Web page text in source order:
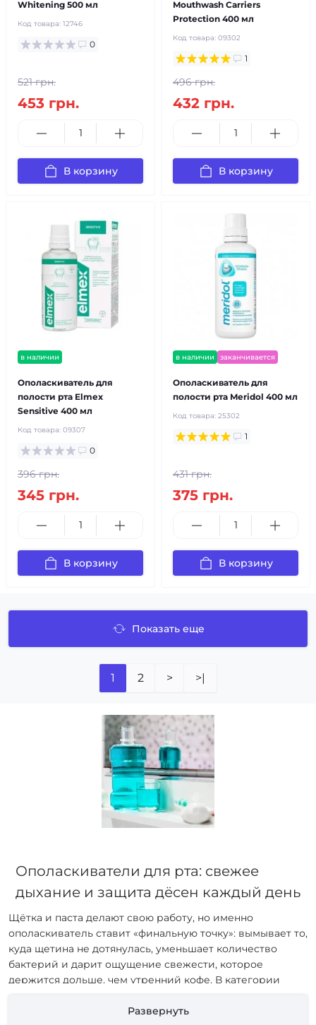
Whitening 500 мл
Код товара: 12746
0
521 грн.
453 грн.
В корзину
Mouthwash Carriers
Protection 400 мл
Код товара: 09302
1
496 грн.
432 грн.
В корзину
в наличии
Ополаскиватель для
полости рта Elmex
Sensitive 400 мл
Код товара: 09307
0
396 грн.
345 грн.
В корзину
в наличии заканчивается
Ополаскиватель для
полости рта Meridol 400 мл
Код товара: 25302
1
431 грн.
375 грн.
В корзину
Показать еще
1 2 > >|
Ополаскиватели для рта: свежее
дыхание и защита дёсен каждый день
Щётка и паста делают свою работу, но именно
ополаскиватель ставит «финальную точку»: вымывает то,
куда щетина не дотянулась, уменьшает количество
бактерий и дарит ощущение свежести, которое
держится дольше, чем утренний кофе. В категории
от ежедневной профилактики до краткого
Развернуть